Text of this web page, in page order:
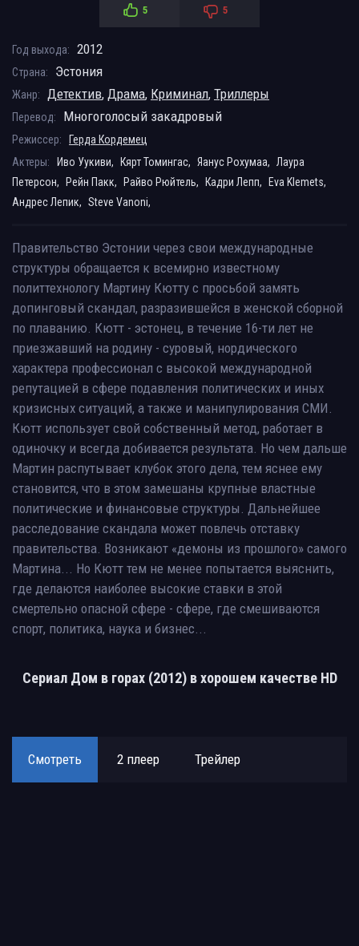
5 5
Год выхода: 2012
Страна: Эстония
Жанр: Детектив, Драма, Криминал, Триллеры
Перевод: Многоголосый закадровый
Режиссер:
Герда Кордемец
Актеры:
Иво Уукиви, Кярт Томингас, Яанус Рохумаа, Лаура
Петерсон,
Рейн Пакк, Райво Рюйтель, Кадри Лепп,
Eva Klemets,
Андрес Лепик, Steve Vanoni,
Правительство Эстонии через свои международные
структуры обращается к всемирно известному
политтехнологу Мартину Кютту с просьбой замять
допинговый скандал, разразившейся в женской сборной
по плаванию. Кютт - эстонец, в течение 16-ти лет не
приезжавший на родину - суровый, нордического
характера профессионал с высокой международной
репутацией в сфере подавления политических и иных
кризисных ситуаций, а также и манипулирования СМИ.
Кютт использует свой собственный метод, работает в
одиночку и всегда добивается результата. Но чем дальше
Мартин распутывает клубок этого дела, тем яснее ему
становится, что в этом замешаны крупные властные
политические и финансовые структуры. Дальнейшее
расследование скандала может повлечь отставку
правительства. Возникают «демоны из прошлого» самого
Мартина... Но Кютт тем не менее попытается выяснить,
где делаются наиболее высокие ставки в этой
смертельно опасной сфере - сфере, где смешиваются
спорт, политика, наука и бизнес...
Сериал Дом в горах (2012) в хорошем качестве HD
Смотреть 2 плеер Трейлер